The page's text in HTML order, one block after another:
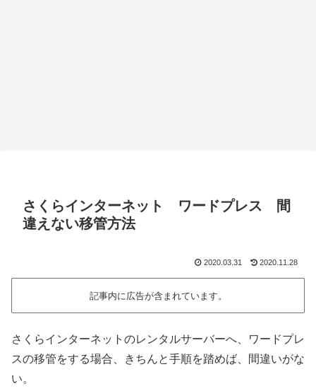
さくらインターネット ワードプレス 間
違えない移管方法
2020.03.31 2020.11.28
記事内に広告が含まれています。
さくらインターネットのレンタルサーバーへ、ワードプレ
スの移管をする場合、きちんと手順を踏めば、間違いがな
い。